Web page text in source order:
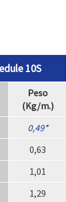
10S
Peso
(Kg/m.)
0,49
0,63
1,01
1,29